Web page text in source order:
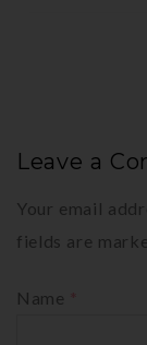
Leave a
Your email
fields are
Name